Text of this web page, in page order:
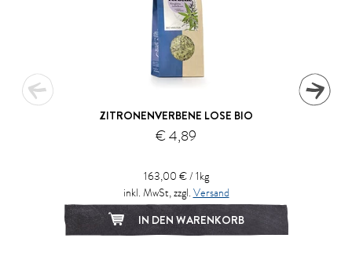
ZITRONENVERBENE LOSE BIO
€ 4,89
163,00 € / 1kg
inkl. MwSt, zzgl. Versand
IN DEN WARENKORB